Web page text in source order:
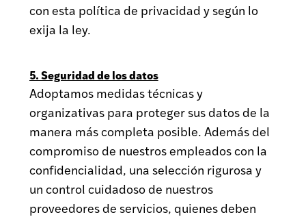
con esta política de privacidad y según lo
exija la ley.
5. Seguridad de los datos
Adoptamos medidas técnicas y
organizativas para proteger sus datos de la
manera más completa posible. Además del
compromiso de nuestros empleados con la
confidencialidad, una selección rigurosa y
un control cuidadoso de nuestros
proveedores de servicios, quienes deben